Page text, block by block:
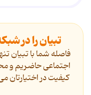
تبیان را در
فاصله شما با تبیان
اجتماعی حاضریم و
کیفیت در اختیارتان